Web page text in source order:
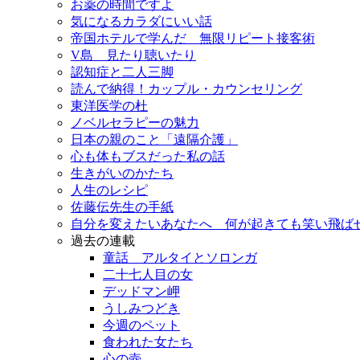
お薬の時間ですよ
気になるカラダにいい話
帝国ホテルで学んだ 無限リピート接客術
V島 見たり聴いたり
認知症と二人三脚
読んで納得！カップル・カウンセリング
東洋医学の杜
ノベルセラピーの魅力
日本の親のこと「遠隔介護」
心も体もブスだった私の話
生きがいのかたち
人生のレシピ
佐藤伝先生の手紙
自分を変えたいあなたへ 何が起きても笑い飛ば
過去の連載
童話 アルタイとソロンガ
二十七人目の女
デッドマン岬
うしみつどき
今週のペット
食われた女たち